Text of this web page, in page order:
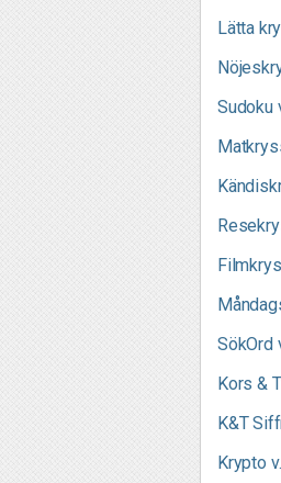
Lätta
Sudoku
SökOrd
Kors &
K&T
Krypto